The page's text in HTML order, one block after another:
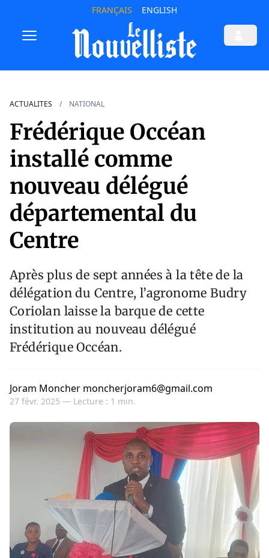
FRANÇAIS ENGLISH
ACTUALITES NATIONAL
Frédérique Occéan
installé comme
nouveau délégué
départemental du
Centre
Après plus de sept années à la tête de la
délégation du Centre, l’agronome Budry
Coriolan laisse la barque de cette
institution au nouveau délégué
Frédérique Occéan.
Joram Moncher moncherjoram6@gmail.com
27 févr. 2025 — Lecture : 1 min.